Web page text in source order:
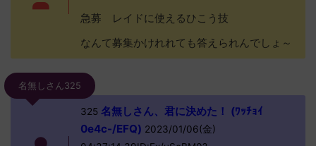
急募 レイドに使えるひこう技
なんて募集かけれれても答えられんでしょ～
名無しさん325
325名無しさん、君に決めた！ (ﾜｯﾁｮｲ
0e4c-/EFQ) 2023/01/06(金)